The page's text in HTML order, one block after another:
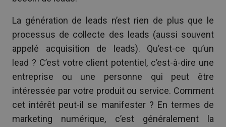
La génération de leads n’est rien de plus que le
processus de collecte des leads (aussi souvent
appelé acquisition de leads). Qu’est-ce qu’un
lead ? C’est votre client potentiel, c’est-à-dire une
entreprise ou une personne qui peut être
intéressée par votre produit ou service. Comment
cet intérêt peut-il se manifester ? En termes de
marketing numérique, c’est généralement la